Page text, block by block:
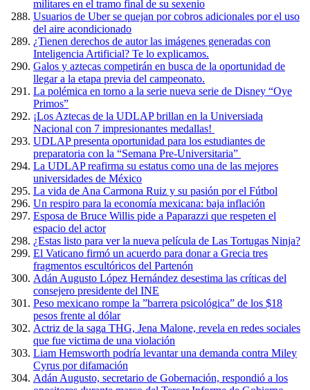
militares en el tramo final de su sexenio
Usuarios de Uber se quejan por cobros adicionales por el uso
del aire acondicionado
¿Tienen derechos de autor las imágenes generadas con
Inteligencia Artificial? Te lo explicamos.
Galos y aztecas competirán en busca de la oportunidad de
llegar a la etapa previa del campeonato.
La polémica en torno a la serie nueva serie de Disney “Oye
Primos”
¡Los Aztecas de la UDLAP brillan en la Universiada
Nacional con 7 impresionantes medallas!
UDLAP presenta oportunidad para los estudiantes de
preparatoria con la “Semana Pre-Universitaria”
La UDLAP reafirma su estatus como una de las mejores
universidades de México
La vida de Ana Carmona Ruiz y su pasión por el Fútbol
Un respiro para la economía mexicana: baja inflación
Esposa de Bruce Willis pide a Paparazzi que respeten el
espacio del actor
¿Estas listo para ver la nueva película de Las Tortugas Ninja?
El Vaticano firmó un acuerdo para donar a Grecia tres
fragmentos escultóricos del Partenón
Adán Augusto López Hernández desestima las críticas del
consejero presidente del INE
Peso mexicano rompe la ”barrera psicológica” de los $18
pesos frente al dólar
Actriz de la saga THG, Jena Malone, revela en redes sociales
que fue victima de una violación
Liam Hemsworth podría levantar una demanda contra Miley
Cyrus por difamación
Adán Augusto, secretario de Gobernación, respondió a los